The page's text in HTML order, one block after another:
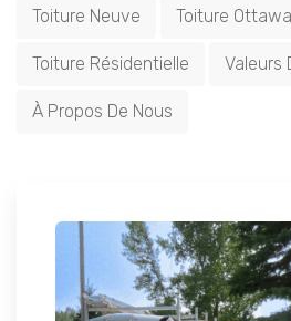
Toiture Neuve Toiture Ottawa
Toiture Résidentielle Valeurs
À Propos De Nous